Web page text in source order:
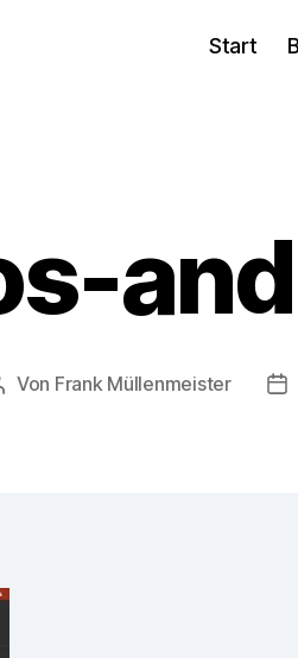
Start
Von Frank Müllenmeister